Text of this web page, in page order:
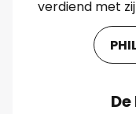
verdiend met